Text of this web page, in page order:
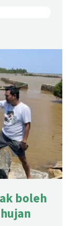
boleh